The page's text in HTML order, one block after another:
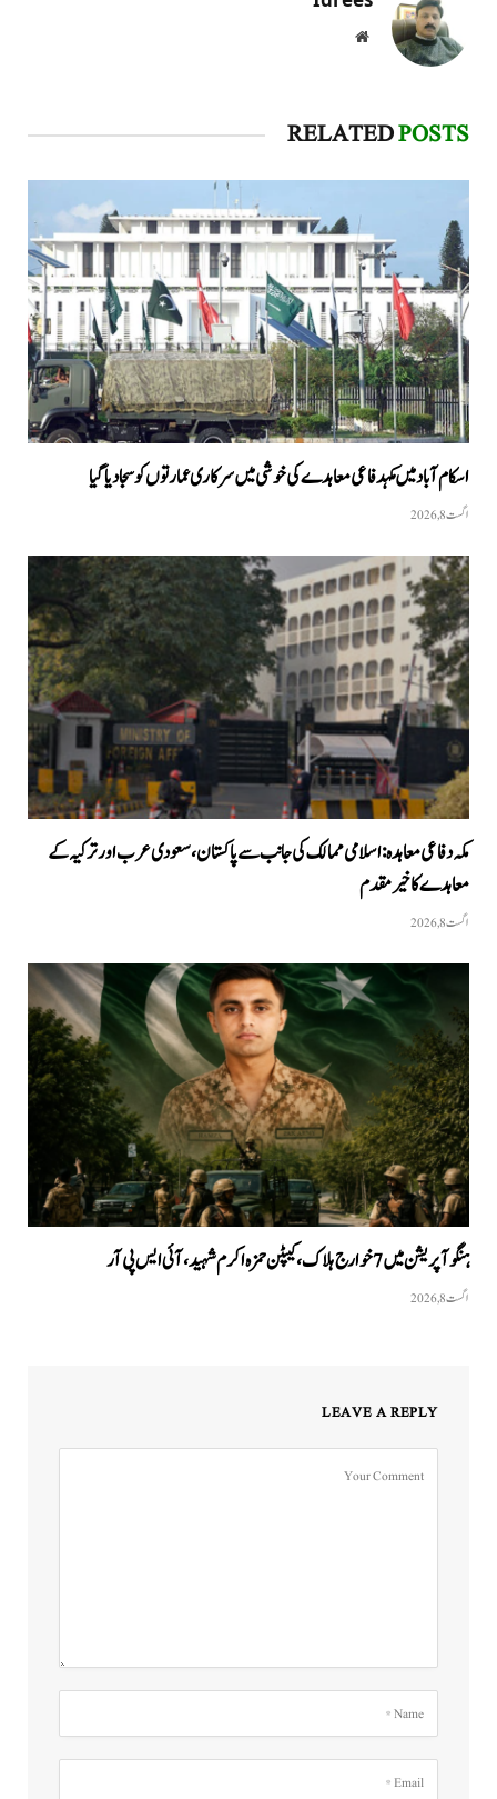
Website
RELATEDPOSTS
اسکام آباد میں مکہدفاعی معاہدے کی خوشی میں سرکاری عمارتوں کو سجا دیا گیا
اگست 8, 2026
مکہ دفاعی معاہدہ: اسلامی ممالک کی جانب سے پاکستان، سعودی عرب اور ترکیہ کے
معاہدے کا خیرمقدم
اگست 8, 2026
ہنگو آپریشن میں 7 خوارج ہلاک، کیپٹن حمزہ اکرم شہید، آئی ایس پی آر
اگست 8, 2026
LEAVE A REPLY